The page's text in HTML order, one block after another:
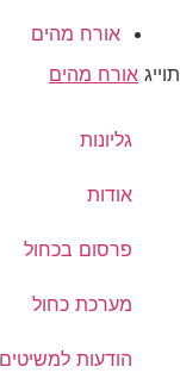
אורח מהים
תוייג אורח מהים
גליונות
אודות
פרסום בכחול
מערכת כחול
הודעות למשיטים